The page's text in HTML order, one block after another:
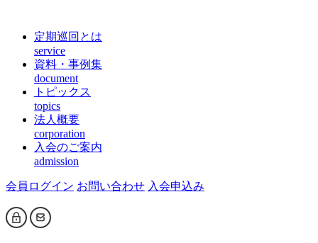
定期巡回とは
service
資料・事例集
document
トピックス
topics
法人概要
corporation
入会のご案内
admission
会員ログイン お問い合わせ 入会申込み